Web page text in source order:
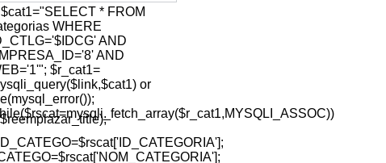
* FROM
WHERE
AND
AND
$r_cat1=
or